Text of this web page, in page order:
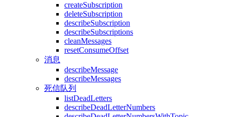
createSubscription
deleteSubscription
describeSubscription
describeSubscriptions
cleanMessages
resetConsumeOffset
消息
describeMessage
describeMessages
死信队列
listDeadLetters
describeDeadLetterNumbers